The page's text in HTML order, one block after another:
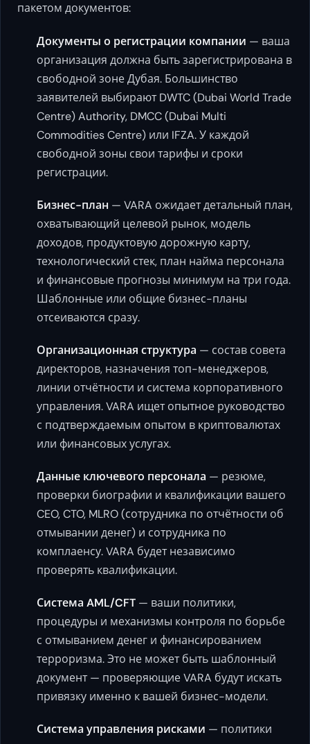
пакетом документов:
Документы о регистрации компании — ваша
организация должна быть зарегистрирована в
свободной зоне Дубая. Большинство
заявителей выбирают DWTC (Dubai World Trade
Centre) Authority, DMCC (Dubai Multi
Commodities Centre) или IFZA. У каждой
свободной зоны свои тарифы и сроки
регистрации.
Бизнес-план — VARA ожидает детальный план,
охватывающий целевой рынок, модель
доходов, продуктовую дорожную карту,
технологический стек, план найма персонала
и финансовые прогнозы минимум на три года.
Шаблонные или общие бизнес-планы
отсеиваются сразу.
Организационная структура — состав совета
директоров, назначения топ-менеджеров,
линии отчётности и система корпоративного
управления. VARA ищет опытное руководство
с подтверждаемым опытом в криптовалютах
или финансовых услугах.
Данные ключевого персонала — резюме,
проверки биографии и квалификации вашего
CEO, CTO, MLRO (сотрудника по отчётности об
отмывании денег) и сотрудника по
комплаенсу. VARA будет независимо
проверять квалификации.
Система AML/CFT — ваши политики,
процедуры и механизмы контроля по борьбе
с отмыванием денег и финансированием
терроризма. Это не может быть шаблонный
документ — проверяющие VARA будут искать
привязку именно к вашей бизнес-модели.
Система управления рисками — политики